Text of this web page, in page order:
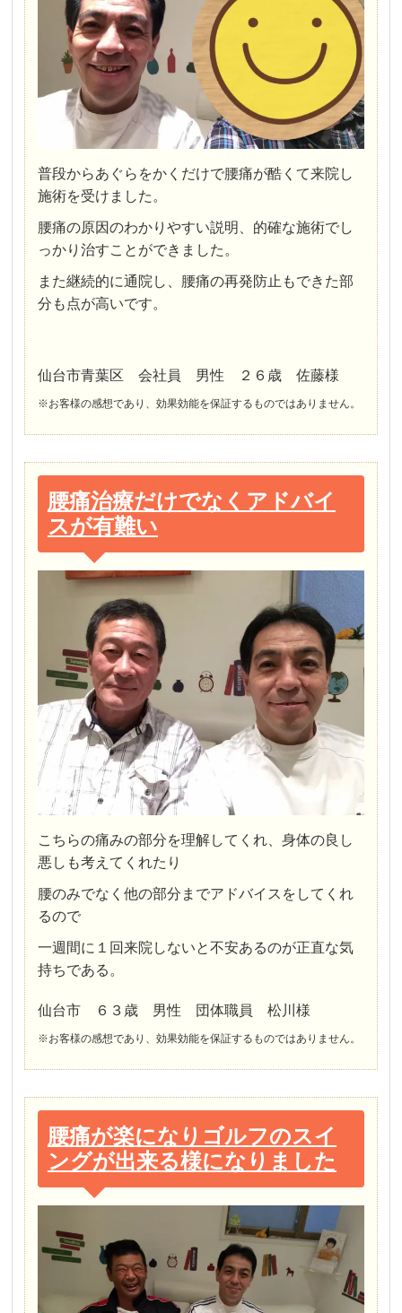
普段からあぐらをかくだけで腰痛が酷くて来院し
施術を受けました。
腰痛の原因のわかりやすい説明、的確な施術でし
っかり治すことができました。
また継続的に通院し、腰痛の再発防止もできた部
分も点が高いです。
仙台市青葉区 会社員 男性 ２６歳 佐藤様
※お客様の感想であり、効果効能を保証するものではありません。
腰痛治療だけでなくアドバイ
スが有難い
こちらの痛みの部分を理解してくれ、身体の良し
悪しも考えてくれたり
腰のみでなく他の部分までアドバイスをしてくれ
るので
一週間に１回来院しないと不安あるのが正直な気
持ちである。
仙台市 ６３歳 男性 団体職員 松川様
※お客様の感想であり、効果効能を保証するものではありません。
腰痛が楽になりゴルフのスイ
ングが出来る様になりました